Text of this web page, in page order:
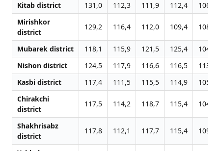
Kitab district
131,0 112,3 111,9 112,4
106,0
Mirishkor
district
129,2 116,4 112,0 109,4 108,0
Mubarek district 118,1 115,9 121,5 125,4
104,9
Nishon district
124,5 117,9 116,6 116,5
113,2
Kasbi district
117,4 111,5 115,5 114,9
105,0
Chirakchi
district
117,5 114,2 118,7 115,4 104,9
Shakhrisabz
district
117,8 112,1 117,7 115,4 109,2